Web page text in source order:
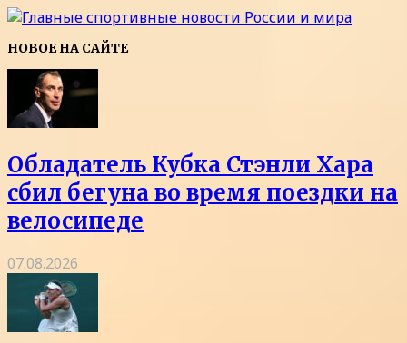
НОВОЕ НА САЙТЕ
Обладатель Кубка Стэнли Хара
сбил бегуна во время поездки на
велосипеде
07.08.2026